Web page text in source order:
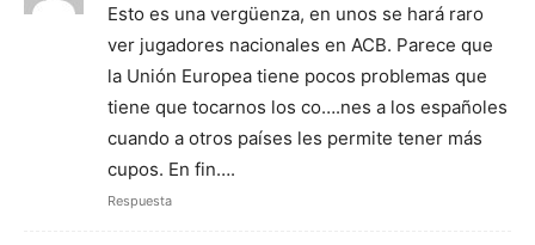
Esto es una vergüenza, en unos se hará raro
ver jugadores nacionales en ACB. Parece que
la Unión Europea tiene pocos problemas que
tiene que tocarnos los co….nes a los españoles
cuando a otros países les permite tener más
cupos. En fin….
Respuesta